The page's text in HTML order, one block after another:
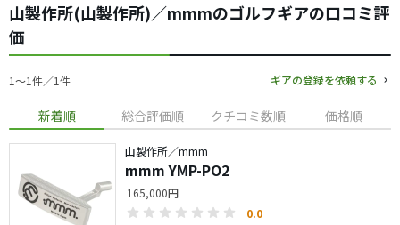
山製作所(山製作所)／mmmのゴルフギアの口コミ評
価
1〜1件／1件 ギアの登録を依頼する
新着順 総合評価順 クチコミ数順 価格順
山製作所／mmm
mmm YMP-PO2
165,000円
0.0